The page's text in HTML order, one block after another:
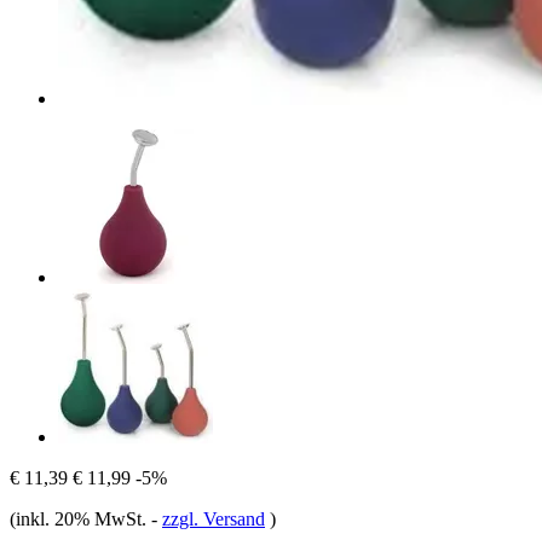
€ 11,39 € 11,99 -5%
(inkl. 20% MwSt. - zzgl. Versand )